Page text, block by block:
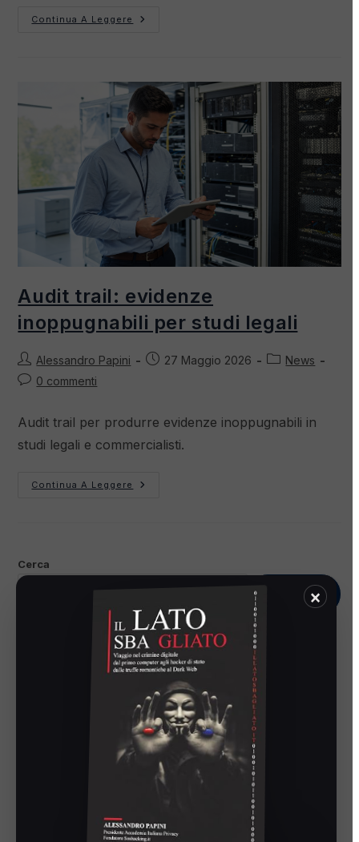
×
Continua A Leggere
Audit trail: evidenze
inoppugnabili per studi legali
Alessandro Papini 27 Maggio 2026
News
0 commenti
Audit trail per produrre evidenze inoppugnabili in
studi legali e commercialisti.
Continua A Leggere
Cerca
CERCA
Integrare il backup cloud nei contratti IT
Strongbox Cloud PRO v2.0: la nuova architettura per il Backup
Test di ripristino automatizzati: elimina l’incertezza
Backup strutture sanitarie: protezione dati pazienti
Recupero granulare dati con StrongBox Cloud PRO
Commenti recenti